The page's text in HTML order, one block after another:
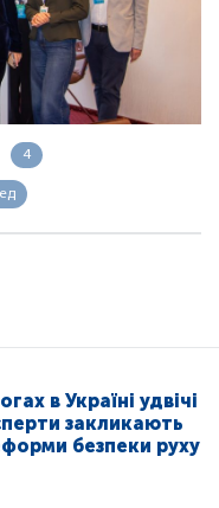
4
в Україні удвічі
закликають
безпеки руху